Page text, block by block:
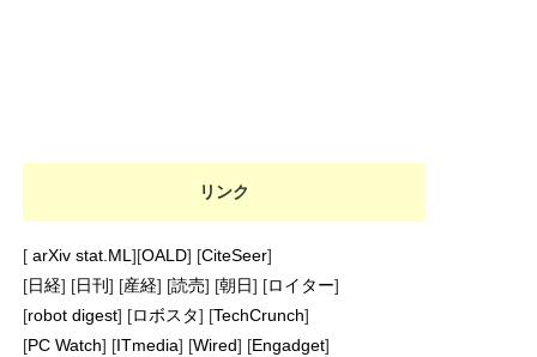
リンク
[ arXiv stat.ML ][OALD] [CiteSeer]
[日経] [日刊 ] [産経] [読売] [朝日] [ロイター]
[robot digest] [ロボスタ] [TechCrunch]
[PC Watch] [ITmedia] [Wired] [Engadget]